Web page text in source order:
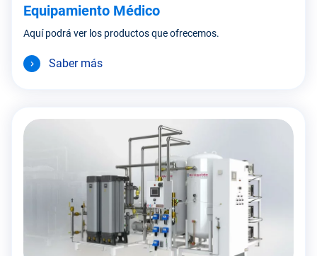
Equipamiento Médico
Aquí podrá ver los productos que ofrecemos.
Saber más